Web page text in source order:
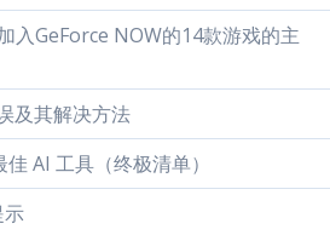
入GeForce NOW的14款游戏的主
及其解决方法
AI 工具（终极清单）
示